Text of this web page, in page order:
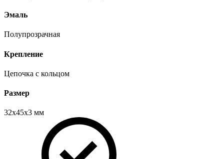
Эмаль
Полупрозрачная
Крепление
Цепочка с кольцом
Размер
32х45х3 мм